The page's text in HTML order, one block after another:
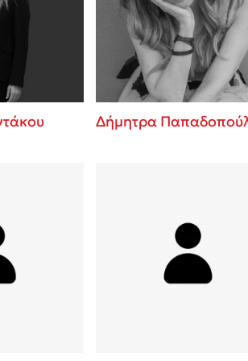
Εύκολη
από τον
3 βιβλία
μια μέρα!
παύση σε
Δήμητρα